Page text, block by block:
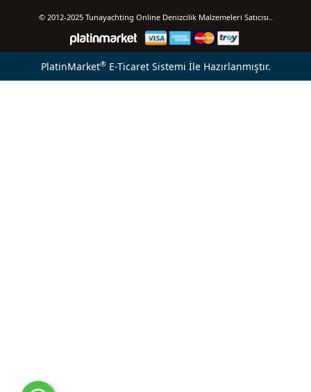
© 2012-2025 Tunayachting Online Denizcilik Malzemeleri Satıcısı..
PlatinMarket®E-Ticaret Sistemi İle Hazırlanmıştır.